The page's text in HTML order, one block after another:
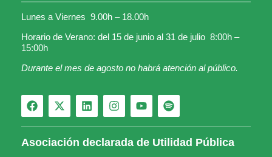
Lunes a Viernes 9.00h – 18.00h
Horario de Verano: del 15 de junio al 31 de julio 8:00h –
15:00h
Durante el mes de agosto no habrá atención al público.
Asociación declarada de Utilidad Pública